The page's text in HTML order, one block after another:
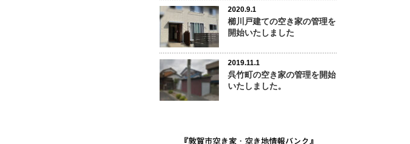
2020.9.1
櫛川戸建ての空き家の管理を
開始いたしました
2019.11.1
呉竹町の空き家の管理を開始
いたしました。